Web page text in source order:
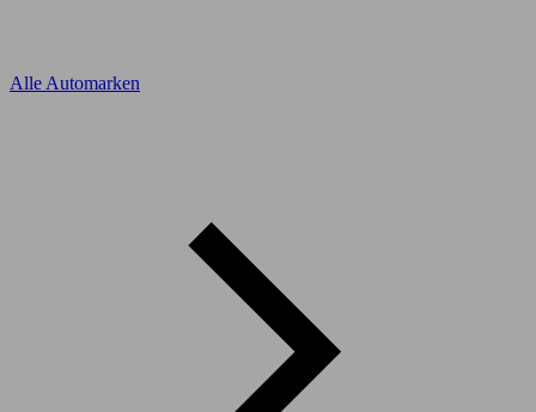
Alle Automarken